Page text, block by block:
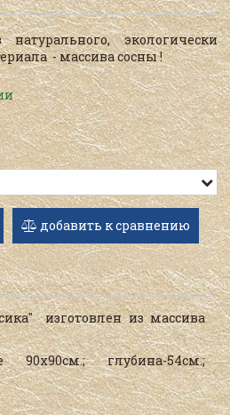
экологически
- массива сосны !
добавить к сравнению
изготовлен из массива
глубина-54см.;